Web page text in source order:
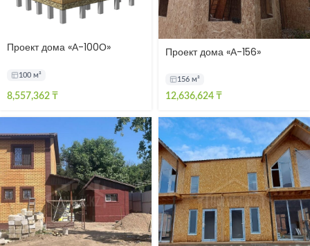
Проект дома «А-100О»
100 м²
8,557,362 ₸
Проект дома «А-156»
156 м²
12,636,624 ₸